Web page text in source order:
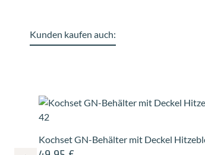
Kunden kaufen auch:
Kochset GN-Behälter mit Deckel